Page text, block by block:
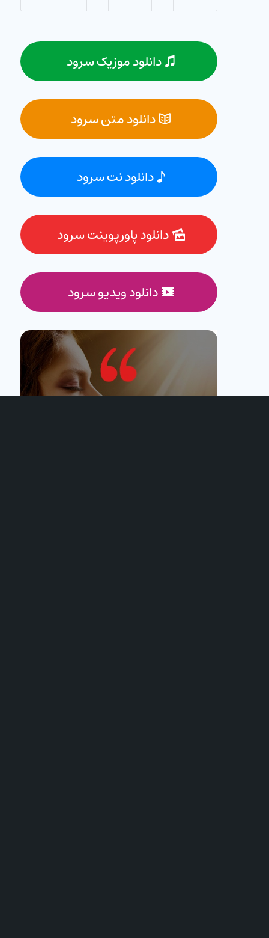
دانلود موزیک سرود
دانلود متن سرود
دانلود نت سرود
دانلود پاورپوینت سرود
دانلود ویدیو سرود